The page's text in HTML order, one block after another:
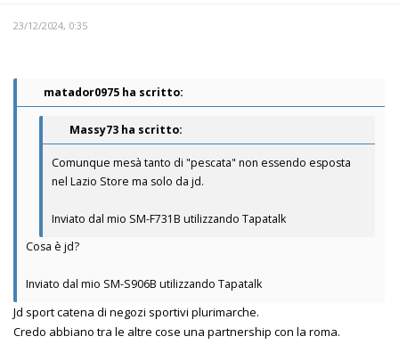
23/12/2024, 0:35
matador0975 ha scritto:
Massy73 ha scritto:
Comunque mesà tanto di "pescata" non essendo esposta
nel Lazio Store ma solo da jd.
Inviato dal mio SM-F731B utilizzando Tapatalk
Cosa è jd?
Inviato dal mio SM-S906B utilizzando Tapatalk
Jd sport catena di negozi sportivi plurimarche.
Credo abbiano tra le altre cose una partnership con la roma.